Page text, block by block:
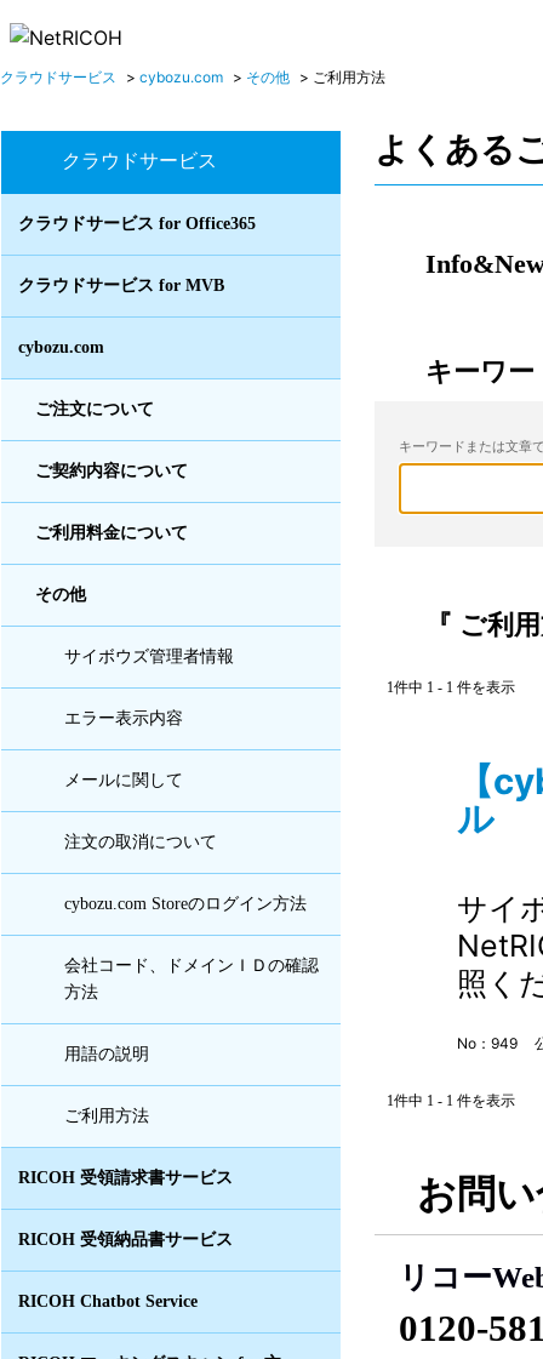
クラウドサービス > cybozu.com > その他 > ご利用方法
クラウドサービス
クラウドサービス for Office365
クラウドサービス for MVB
cybozu.com
ご注文について
ご契約内容について
ご利用料金について
その他
サイボウズ管理者情報
エラー表示内容
メールに関して
注文の取消について
cybozu.com Storeのログイン方法
会社コード、ドメインＩＤの確認
方法
用語の説明
ご利用方法
RICOH 受領請求書サービス
RICOH 受領納品書サービス
RICOH Chatbot Service
よくある
キーワー
キーワードまたは文章
『 ご利
1件中 1 - 1 件を表示
【
ル
サイ
照く
No：949
1件中 1 - 1 件を表示
お問
リコー
0120-